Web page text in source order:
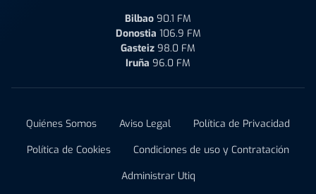
Bilbao 90.1 FM
Donostia 106.9 FM
Gasteiz 98.0 FM
Iruña 96.0 FM
Quiénes Somos Aviso Legal
Política de Privacidad
Política de Cookies
Condiciones de uso y Contratación
Administrar Utiq